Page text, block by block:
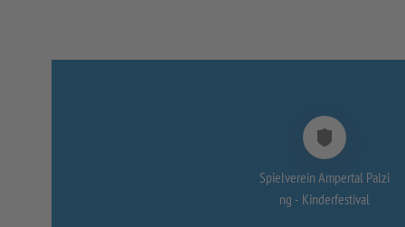
Spielverein Ampertal Palzi
ng - Kinderfestival